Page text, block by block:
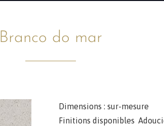
Branco do mar
Dimensions : sur-mesure
Finitions disponibles